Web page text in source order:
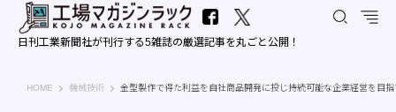
日刊工業新聞社が刊行する5雑誌の厳選記事を丸ごと公開！
HOME 工場マガジンラック｜日刊工業新聞社
機械技術 金型製作で得た利益を自社商品開発に投じ持続可能な企業経営を目